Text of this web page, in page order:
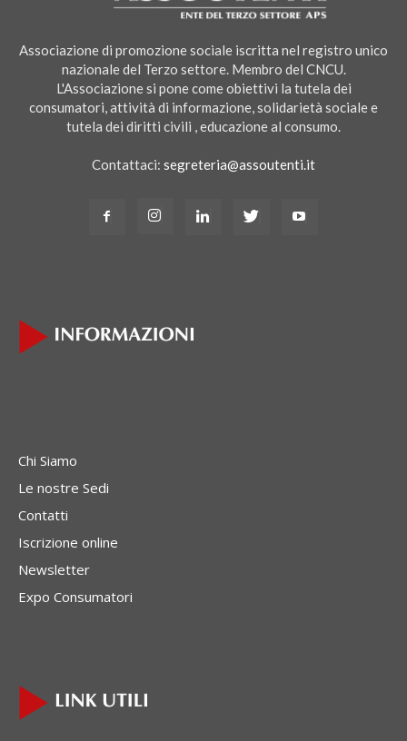
Associazione di promozione sociale iscritta nel registro unico
nazionale del Terzo settore. Membro del CNCU.
L'Associazione si pone come obiettivi la tutela dei
consumatori, attività di informazione, solidarietà sociale e
tutela dei diritti civili , educazione al consumo.
Contattaci: segreteria@assoutenti.it
Chi Siamo
Le nostre Sedi
Contatti
Iscrizione online
Newsletter
Expo Consumatori